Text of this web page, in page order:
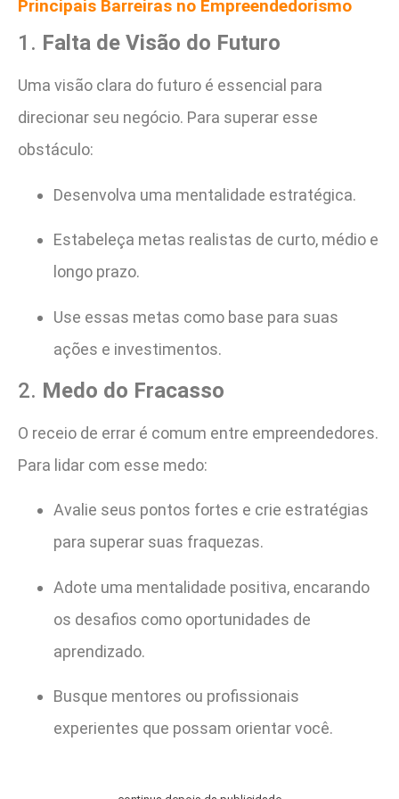
Principais Barreiras no Empreendedorismo
1. Falta de Visão do Futuro
Uma visão clara do futuro é essencial para
direcionar seu negócio. Para superar esse
obstáculo:
Desenvolva uma mentalidade estratégica.
Estabeleça metas realistas de curto, médio e
longo prazo.
Use essas metas como base para suas
ações e investimentos.
2. Medo do Fracasso
O receio de errar é comum entre empreendedores.
Para lidar com esse medo:
Avalie seus pontos fortes e crie estratégias
para superar suas fraquezas.
Adote uma mentalidade positiva, encarando
os desafios como oportunidades de
aprendizado.
Busque mentores ou profissionais
experientes que possam orientar você.